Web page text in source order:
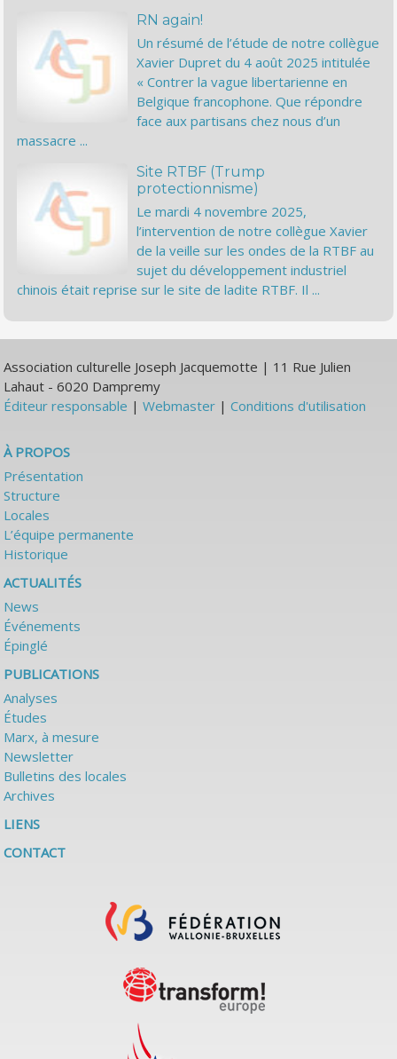
RN again!
Un résumé de l’étude de notre collègue
Xavier Dupret du 4 août 2025 intitulée
« Contrer la vague libertarienne en
Belgique francophone. Que répondre
face aux partisans chez nous d’un
massacre ...
Site RTBF (Trump
protectionnisme)
Le mardi 4 novembre 2025,
l’intervention de notre collègue Xavier
de la veille sur les ondes de la RTBF au
sujet du développement industriel
chinois était reprise sur le site de ladite RTBF. Il ...
Association culturelle Joseph Jacquemotte | 11 Rue Julien
Lahaut - 6020 Dampremy
Éditeur responsable |Webmaster |Conditions d'utilisation
À PROPOS
Présentation
Structure
Locales
L’équipe permanente
Historique
ACTUALITÉS
News
Événements
Épinglé
PUBLICATIONS
Analyses
Études
Marx, à mesure
Newsletter
Bulletins des locales
Archives
LIENS
CONTACT